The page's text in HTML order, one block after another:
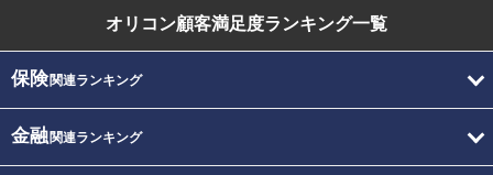
オリコン顧客満足度ランキング一覧
保険関連ランキング
金融関連ランキング